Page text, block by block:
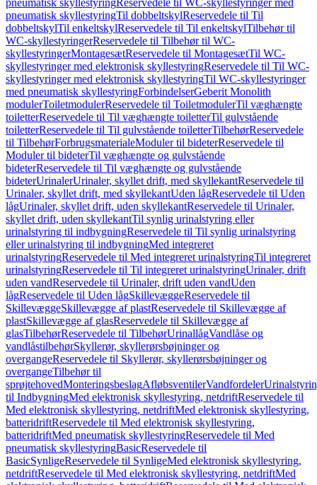
pneumatisk skyllestyringReservedele til WC-skyllestyringer med
pneumatisk skyllestyringTil dobbeltskylReservedele til Til
dobbeltskylTil enkeltskylReservedele til Til enkeltskylTilbehør til
WC-skyllestyringerReservedele til Tilbehør til WC-
skyllestyringerMontagesætReservedele til MontagesætTil WC-
skyllestyringer med elektronisk skyllestyringReservedele til Til WC-
skyllestyringer med elektronisk skyllestyringTil WC-skyllestyringer
med pneumatisk skyllestyringForbindelserGeberit Monolith
modulerToiletmodulerReservedele til ToiletmodulerTil væghængte
toiletterReservedele til Til væghængte toiletterTil gulvstående
toiletterReservedele til Til gulvstående toiletterTilbehørReservedele
til TilbehørForbrugsmaterialeModuler til bideterReservedele til
Moduler til bideterTil væghængte og gulvstående
bideterReservedele til Til væghængte og gulvstående
bideterUrinalerUrinaler, skyllet drift, med skyllekantReservedele til
Urinaler, skyllet drift, med skyllekantUden lågReservedele til Uden
lågUrinaler, skyllet drift, uden skyllekantReservedele til Urinaler,
skyllet drift, uden skyllekantTil synlig urinalstyring eller
urinalstyring til indbygningReservedele til Til synlig urinalstyring
eller urinalstyring til indbygningMed integreret
urinalstyringReservedele til Med integreret urinalstyringTil integreret
urinalstyringReservedele til Til integreret urinalstyringUrinaler, drift
uden vandReservedele til Urinaler, drift uden vandUden
lågReservedele til Uden lågSkillevæggeReservedele til
SkillevæggeSkillevægge af plastReservedele til Skillevægge af
plastSkillevægge af glasReservedele til Skillevægge af
glasTilbehørReservedele til TilbehørUrinallågVandlåse og
vandlåstilbehørSkyllerør, skyllerørsbøjninger og
overgangeReservedele til Skyllerør, skyllerørsbøjninger og
overgangeTilbehør til
sprøjtehovedMonteringsbeslagAfløbsventilerVandfordeler
til IndbygningMed elektronisk skyllestyring, netdriftReservedele til
Med elektronisk skyllestyring, netdriftMed elektronisk skyllestyring,
batteridriftReservedele til Med elektronisk skyllestyring,
batteridriftMed pneumatisk skyllestyringReservedele til Med
pneumatisk skyllestyringBasicReservedele til
BasicSynligeReservedele til SynligeMed elektronisk skyllestyring,
netdriftReservedele til Med elektronisk skyllestyring, netdriftMed